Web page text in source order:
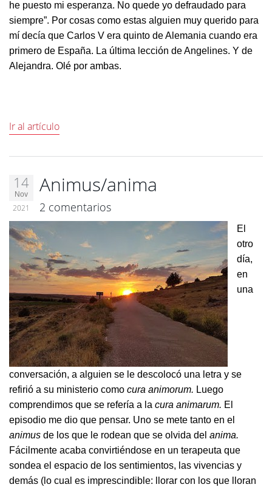
he puesto mi esperanza. No quede yo defraudado para
siempre”. Por cosas como estas alguien muy querido para
mí decía que Carlos V era quinto de Alemania cuando era
primero de España. La última lección de Angelines. Y de
Alejandra. Olé por ambas.
Ir al artículo
14
Nov
2021
Animus/anima
2 comentarios
El
otro
día,
en
una
conversación, a alguien se le descolocó una letra y se
refirió a su ministerio como cura animorum. Luego
comprendimos que se refería a la cura animarum. El
episodio me dio que pensar. Uno se mete tanto en el
animus de los que le rodean que se olvida del anima.
Fácilmente acaba convirtiéndose en un terapeuta que
sondea el espacio de los sentimientos, las vivencias y
demás (lo cual es imprescindible: llorar con los que lloran